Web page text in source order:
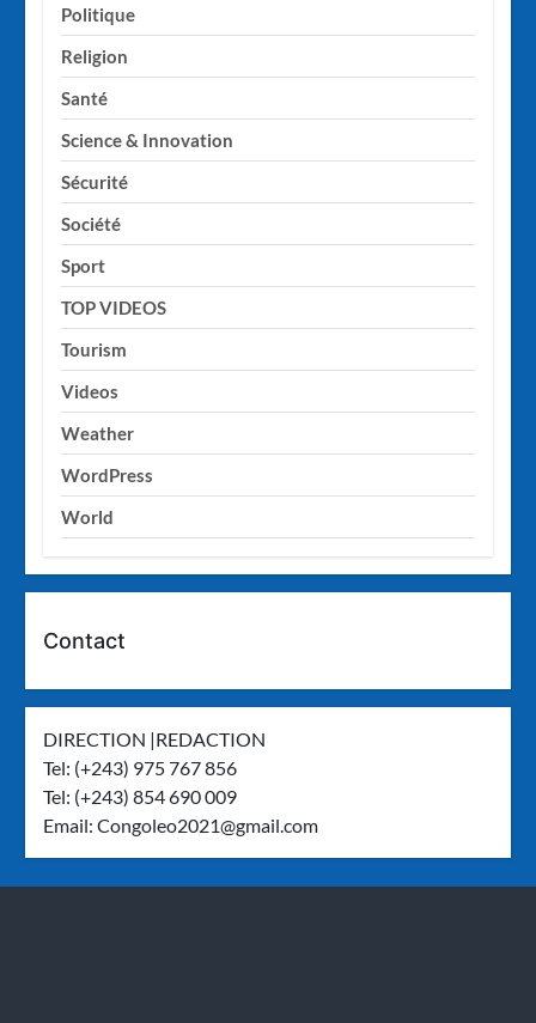
Politique
Religion
Santé
Science & Innovation
Sécurité
Société
Sport
TOP VIDEOS
Tourism
Videos
Weather
WordPress
World
Contact
DIRECTION |REDACTION
Tel: (+243) 975 767 856
Tel: (+243) 854 690 009
Email:Congoleo2021@gmail.com